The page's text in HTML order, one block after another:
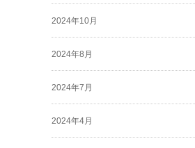
2024年10月
2024年8月
2024年7月
2024年4月